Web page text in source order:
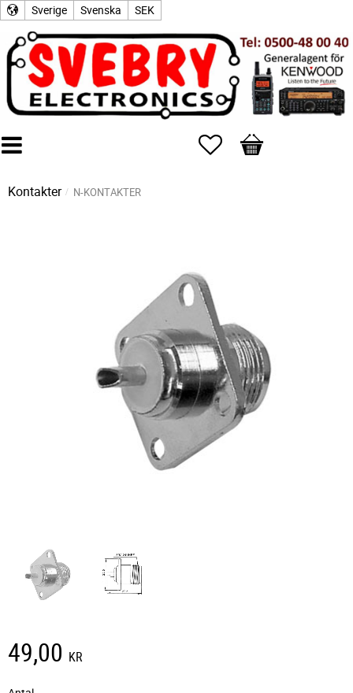
Sverige Svenska SEK
Favoriter
Kundvagn
Kontakter N-KONTAKTER
49,00 KR